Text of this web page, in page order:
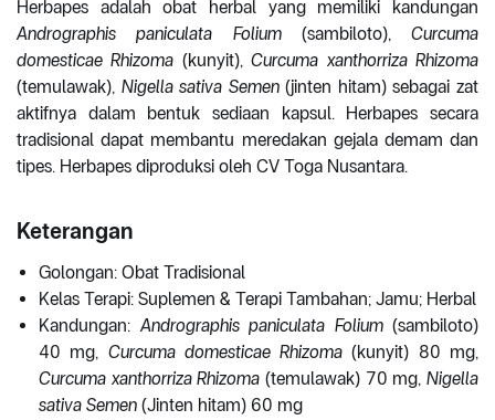
Herbapes adalah obat herbal yang memiliki kandungan
Andrographis paniculata Folium(sambiloto), Curcuma
domesticae Rhizoma (kunyit),Curcuma xanthorriza Rhizoma
(temulawak), Nigella sativa Semen(jinten hitam) sebagai zat
aktifnya dalam bentuk sediaan kapsul. Herbapes secara
tradisional dapat membantu meredakan gejala demam dan
tipes. Herbapes diproduksi oleh CV Toga Nusantara.
Keterangan
Golongan: Obat Tradisional
Kelas Terapi: Suplemen & Terapi Tambahan; Jamu; Herbal
Kandungan: Andrographis paniculata Folium(sambiloto)
40 mg, Curcuma domesticae Rhizoma (kunyit) 80 mg,
Curcuma xanthorriza Rhizoma (temulawak) 70 mg,Nigella
sativa Semen (Jinten hitam) 60 mg